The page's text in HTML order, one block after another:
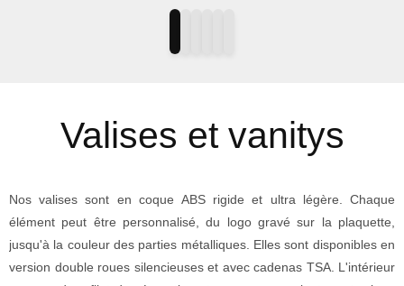
Valises et vanitys
Nos valises sont en coque ABS rigide et ultra légère. Chaque
élément peut être personnalisé, du logo gravé sur la plaquette,
jusqu'à la couleur des parties métalliques. Elles sont disponibles en
version double roues silencieuses et avec cadenas TSA. L'intérieur